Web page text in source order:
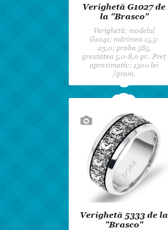
Verighetă G1027 de
la "Brasco"
Verighetă: modelul
G1041; mărimea 15,5-
23,0; proba 585,
greutatea 5,0-8,0 gr. Preț
aproximativ: 1500 lei
/gram.
Verighetă 5333 de la
"Brasco"